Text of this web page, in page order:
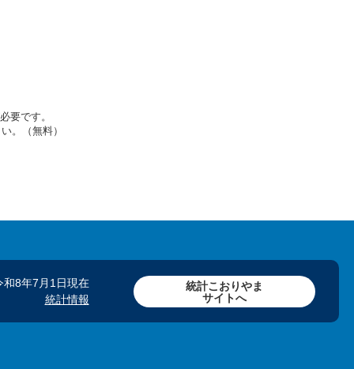
要です。
。（無料）
和8年7月1日現在
統計情報
統計こおりやま
サイトへ